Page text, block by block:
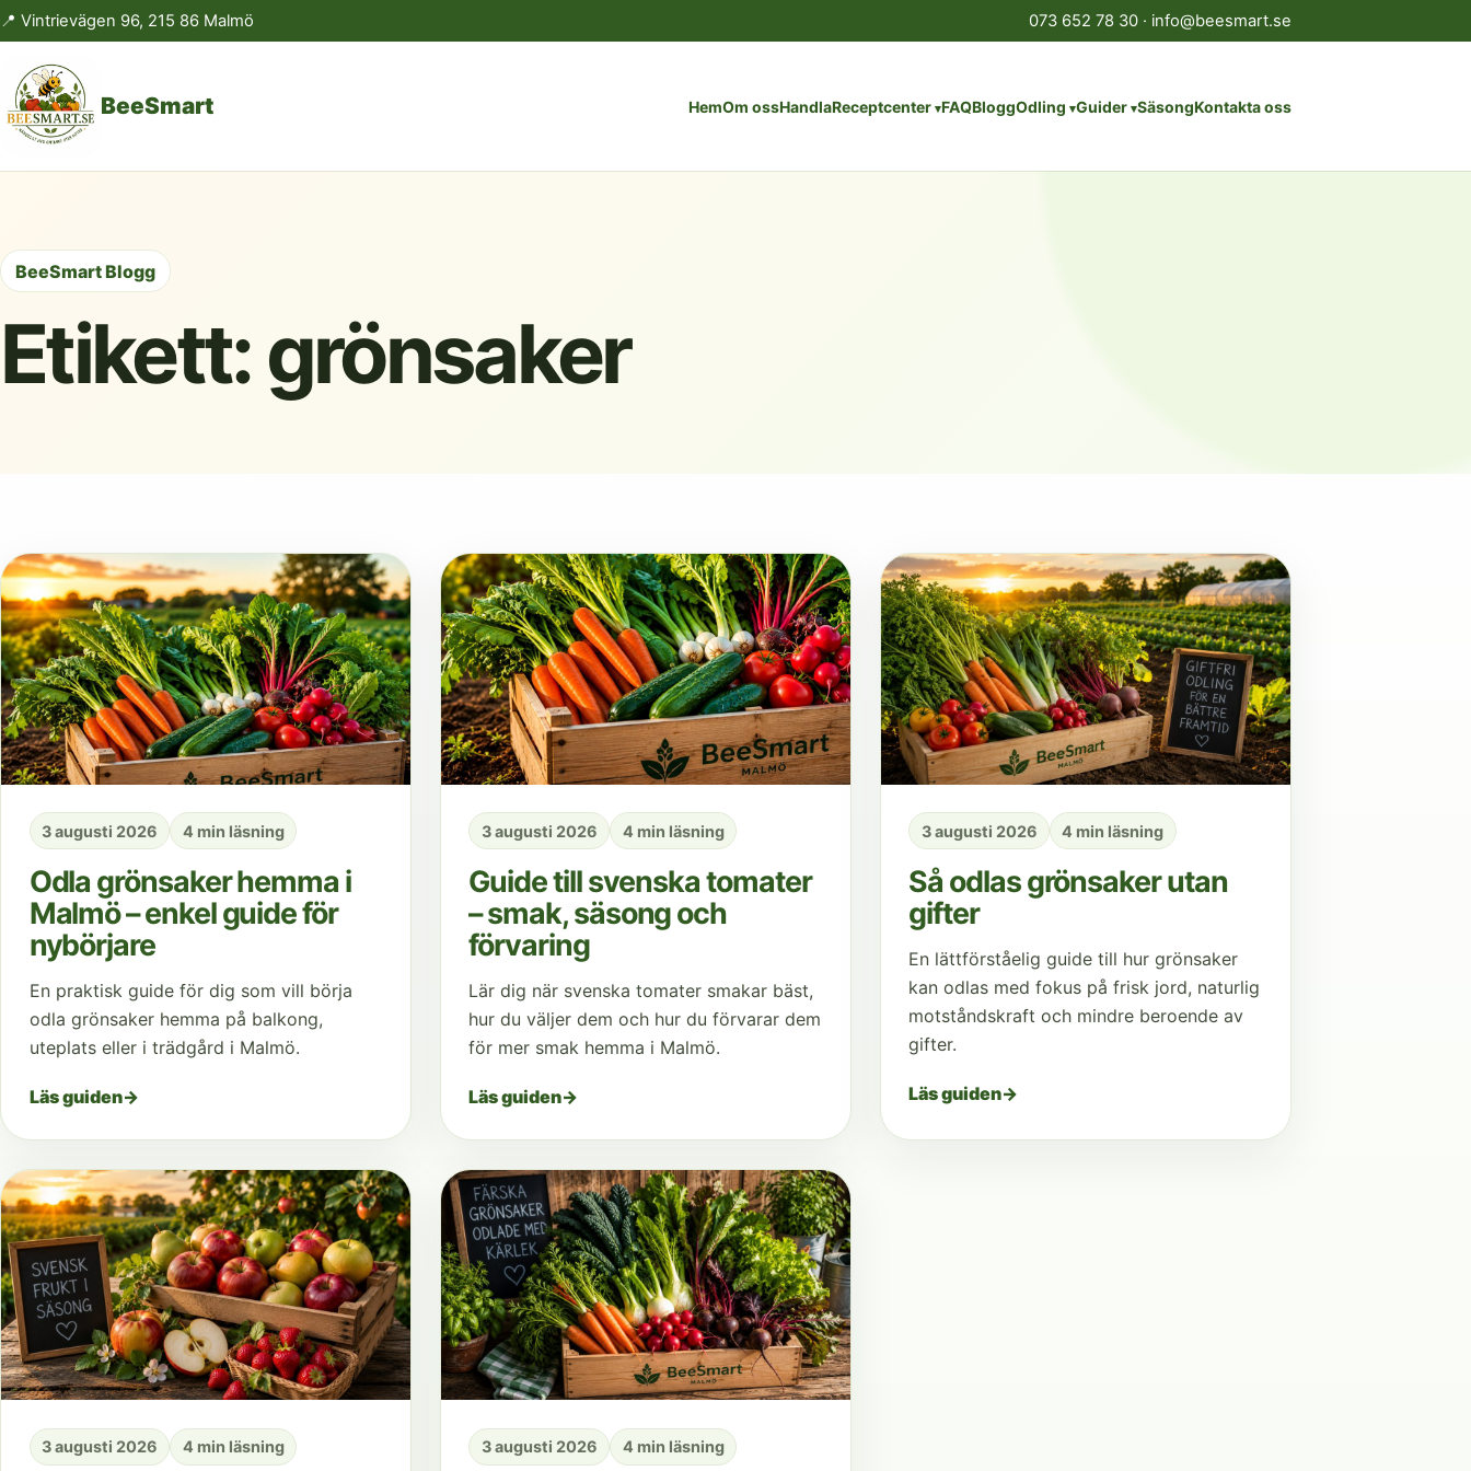
📍 Vintrievägen 96, 215 86 Malmö 073 652 78 30 · info@beesmart.se
BeeSmart HemOm ossHandlaReceptcenter FAQBloggOdling Guider SäsongKontakta oss
BeeSmart Blogg
Etikett:grönsaker
3 augusti 2026 4 min läsning
Odla grönsaker hemma i
Malmö – enkel guide för
nybörjare
En praktisk guide för dig som vill börja
odla grönsaker hemma på balkong,
uteplats eller i trädgård i Malmö.
Läs guiden→
3 augusti 2026 4 min läsning
Guide till svenska tomater
– smak, säsong och
förvaring
Lär dig när svenska tomater smakar bäst,
hur du väljer dem och hur du förvarar dem
för mer smak hemma i Malmö.
Läs guiden→
3 augusti 2026 4 min läsning
Så odlas grönsaker utan
gifter
En lättförståelig guide till hur grönsaker
kan odlas med fokus på frisk jord, naturlig
motståndskraft och mindre beroende av
gifter.
Läs guiden→
3 augusti 2026 4 min läsning 3 augusti 2026 4 min läsning